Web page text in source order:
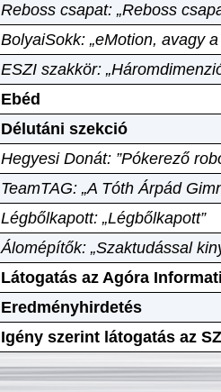
Reboss csapat: „Reboss
BolyaiSokk: „eMotion, avagy
ESZI szakkör:
Ebéd
Délutáni szekció
Hegyesi Donát: ”Pókerező
TeamTAG: „A Tóth Árpád
Légbőlkapott: „Légbőlkapott”
Álomépítők: „Szaktudással
Látogatás az Agóra
Eredményhirdetés
Igény szerint látogatás az